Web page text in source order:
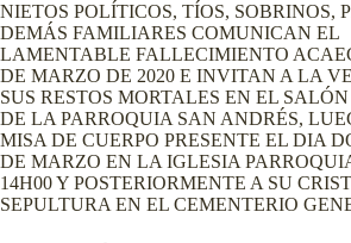
NIETOS POLÍTICOS, TÍOS, SOBRINOS,
DEMÁS FAMILIARES COMUNICAN EL
LAMENTABLE FALLECIMIENTO
DE MARZO DE 2020 E INVITAN A LA
SUS RESTOS MORTALES EN EL
DE LA PARROQUIA SAN ANDRÉS,
MISA DE CUERPO PRESENTE EL DIA
DE MARZO EN LA IGLESIA
14H00 Y POSTERIORMENTE A SU
SEPULTURA EN EL CEMENTERIO